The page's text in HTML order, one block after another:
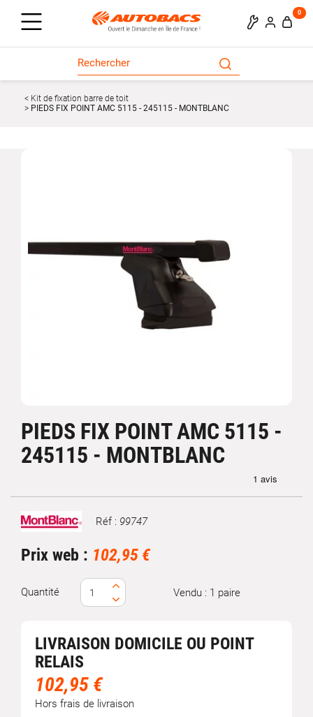
0
Kit de fixation barre de toit
PIEDS FIX POINT AMC 5115 - 245115 - MONTBLANC
PIEDS FIX POINT AMC 5115 -
245115 - MONTBLANC
Marque Réf : 99747
Prix web : 102,95 €
Quantité Vendu : 1 paire
LIVRAISON DOMICILE OU POINT
RELAIS
102,95 €
Hors frais de livraison